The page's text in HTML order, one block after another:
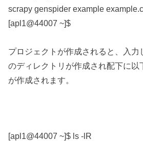
scrapy genspider example
[apl1@44007 ~]$
プロジェクトが作成されると、入力
のディレクトリが作成され配下に以
が作成されます。
[apl1@44007 ~]$ ls -lR